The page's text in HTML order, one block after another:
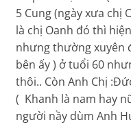
5 Cung (ngày xưa chị
là chị Oanh đó thì
nhưng thường xuyên
bên ấy ) ở tuổi 60
thôi.. Còn Anh Chị
( Khanh là nam hay
người nầy dùm Anh